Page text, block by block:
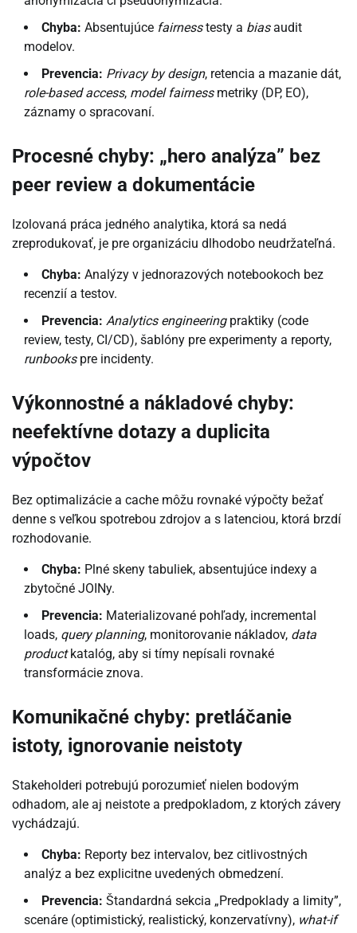
Chyba: Absentujúce fairnesstesty a biasaudit
modelov.
Prevencia: Privacy by design, retencia a mazanie dát,
role-based access, model fairnessmetriky (DP, EO),
záznamy o spracovaní.
Procesné chyby: „hero analýza” bez
peer review a dokumentácie
Izolovaná práca jedného analytika, ktorá sa nedá
zreprodukovať, je pre organizáciu dlhodobo neudržateľná.
Chyba: Analýzy v jednorazových notebookoch bez
recenzií a testov.
Prevencia: Analytics engineeringpraktiky (code
review, testy, CI/CD), šablóny pre experimenty a reporty,
runbookspre incidenty.
Výkonnostné a nákladové chyby:
neefektívne dotazy a duplicita
výpočtov
Bez optimalizácie a cache môžu rovnaké výpočty bežať
denne s veľkou spotrebou zdrojov a s latenciou, ktorá brzdí
rozhodovanie.
Chyba: Plné skeny tabuliek, absentujúce indexy a
zbytočné JOINy.
Prevencia: Materializované pohľady, incremental
loads, query planning, monitorovanie nákladov, data
productkatalóg, aby si tímy nepísali rovnaké
transformácie znova.
Komunikačné chyby: pretláčanie
istoty, ignorovanie neistoty
Stakeholderi potrebujú porozumieť nielen bodovým
odhadom, ale aj neistote a predpokladom, z ktorých závery
vychádzajú.
Chyba: Reporty bez intervalov, bez citlivostných
analýz a bez explicitne uvedených obmedzení.
Prevencia: Štandardná sekcia „Predpoklady a limity”,
scenáre (optimistický, realistický, konzervatívny), what-if